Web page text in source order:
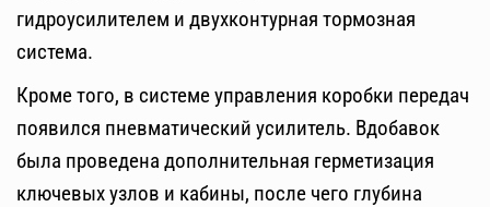
гидроусилителем и двухконтурная тормозная
система.
Кроме того, в системе управления коробки передач
появился пневматический усилитель. Вдобавок
была проведена дополнительная герметизация
ключевых узлов и кабины, после чего глубина